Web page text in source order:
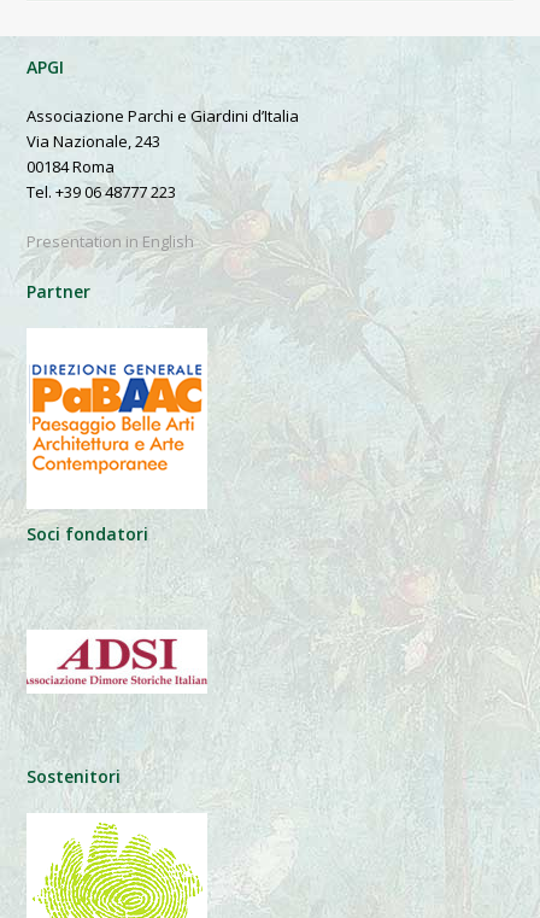
APGI
Associazione Parchi e Giardini d’Italia
Via Nazionale, 243
00184 Roma
Tel. +39 06 48777 223
Presentation in English
Partner
Soci fondatori
Sostenitori